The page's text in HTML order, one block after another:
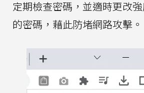
定期檢查密碼，並適時更改
的密碼，藉此防堵網路攻擊。